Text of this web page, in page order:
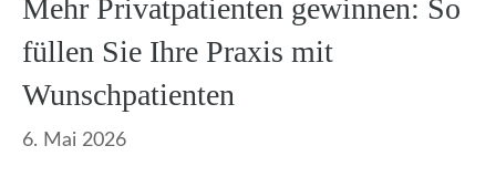
Mehr Privatpatienten gewinnen: So
füllen Sie Ihre Praxis mit
Wunschpatienten
6. Mai 2026